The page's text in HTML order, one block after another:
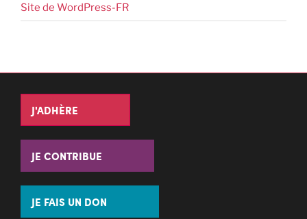
Site de WordPress-FR
J'ADHÈRE
JE CONTRIBUE
JE FAIS UN DON